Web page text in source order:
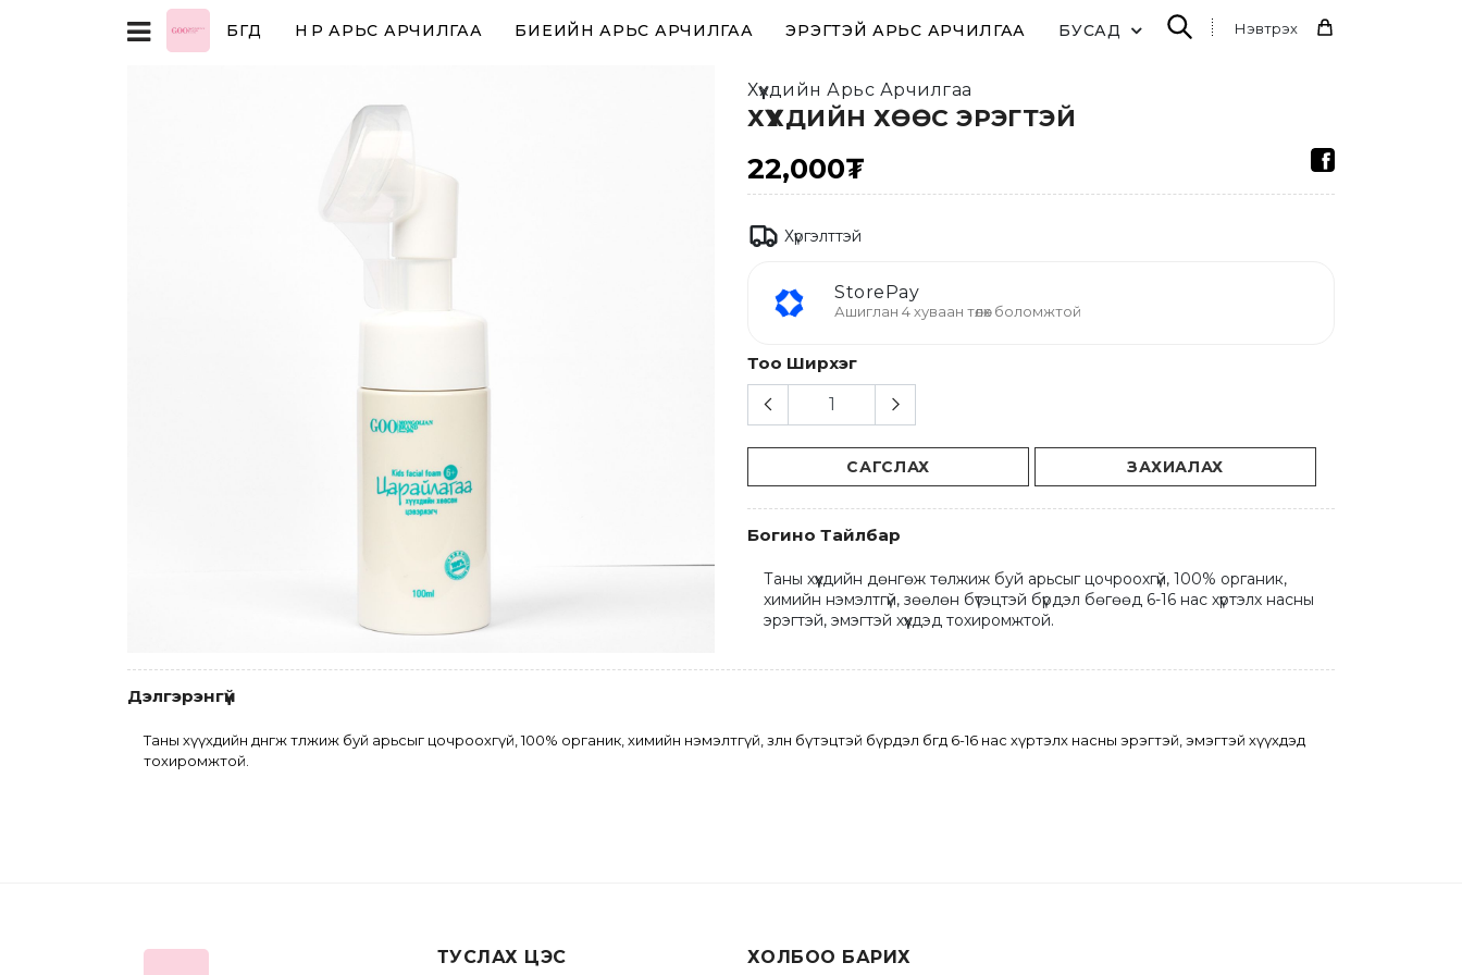
БҮГД НҮҮР АРЬС АРЧИЛГАА БИЕИЙН АРЬС АРЧИЛГАА ЭРЭГТЭЙ АРЬС АРЧИЛГАА БУСАД Нэвтрэх
Хүүхдийн Арьс Арчилгаа
ХҮҮХДИЙН ХӨӨС ЭРЭГТЭЙ
22,000₮
Хүргэлттэй
StorePay
Ашиглан 4 хуваан төлөх боломжтой
Тоо Ширхэг
САГСЛАХ ЗАХИАЛАХ
Богино Тайлбар
Таны хүүхдийн дөнгөж төлжиж буй арьсыг цочроохгүй, 100% органик,
химийн нэмэлтгүй, зөөлөн бүтэцтэй бүрдэл бөгөөд 6-16 нас хүртэлх насны
эрэгтэй, эмэгтэй хүүхдэд тохиромжтой.
Дэлгэрэнгүй
Таны хүүхдийн дөнгөж төлжиж буй арьсыг цочроохгүй, 100% органик, химийн нэмэлтгүй, зөөлөн бүтэцтэй бүрдэл бөгөөд 6-16 нас хүртэлх насны эрэгтэй, эмэгтэй хүүхдэд
тохиромжтой.
ТУСЛАХ ЦЭС ХОЛБОО БАРИХ